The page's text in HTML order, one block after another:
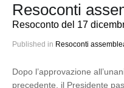
Resoconti
Resoconto del 17
Published in Resoconti
Dopo l’approvazione
precedente, il Presidente